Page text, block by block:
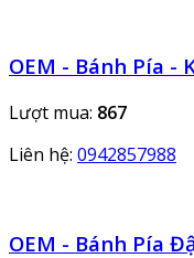
OEM - Bánh Pía -
Lượt mua: 867
Liên hệ: 0942857988
OEM - Bánh Pía